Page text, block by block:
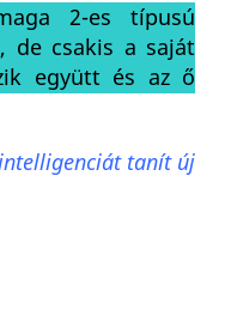
2-es típusú
de csakis a saját
együtt és az ő
tanít új